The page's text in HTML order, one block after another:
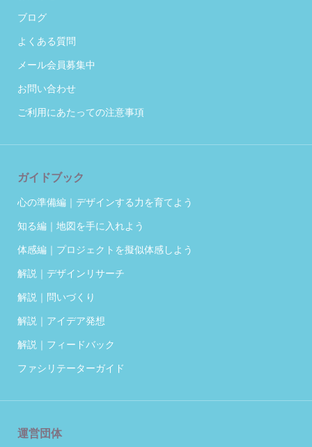
ブログ
よくある質問
メール会員募集中
お問い合わせ
ご利用にあたっての注意事項
ガイドブック
心の準備編｜デザインする力を育てよう
知る編｜地図を手に入れよう
体感編｜プロジェクトを擬似体感しよう
解説｜デザインリサーチ
解説｜問いづくり
解説｜アイデア発想
解説｜フィードバック
ファシリテーターガイド
運営団体